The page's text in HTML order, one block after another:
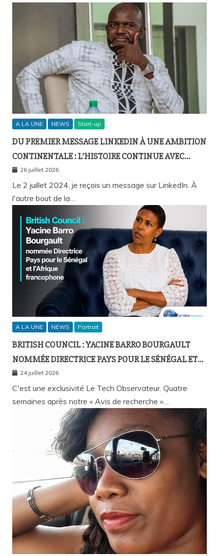
A LA UNE NEWS Start-up
DU PREMIER MESSAGE LINKEDIN À UNE AMBITION
CONTINENTALE : L’HISTOIRE CONTINUE AVEC
BIRAHIM FALL ET BICTORYS
26 juillet 2026
Le 2 juillet 2024, je reçois un message sur LinkedIn. À
l'autre bout de la…
A LA UNE NEWS Portrait
BRITISH COUNCIL : YACINE BARRO BOURGAULT
NOMMÉE DIRECTRICE PAYS POUR LE SÉNÉGAL ET
L’AFRIQUE FRANCOPHONE
24 juillet 2026
C'est une exclusivité Le Tech Observateur. Quatre
semaines après notre « Avis de recherche »…